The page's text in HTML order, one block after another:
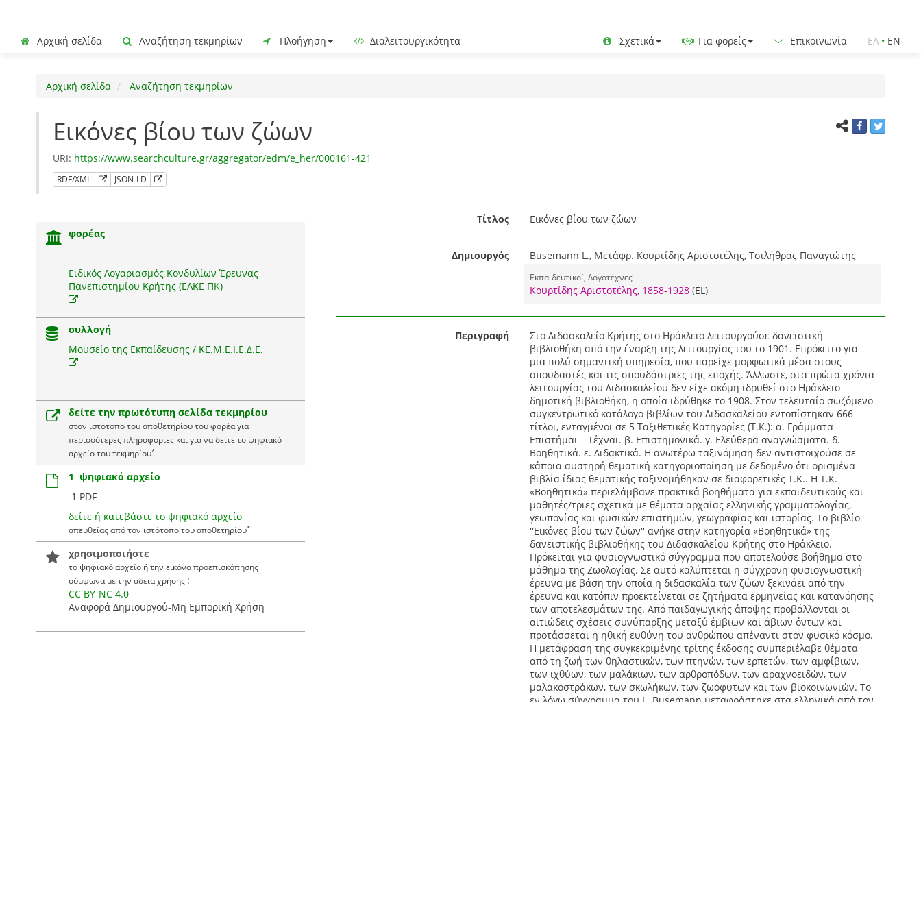
Αρχική σελίδα Αναζήτηση τεκμηρίων Πλοήγηση Διαλειτουργικότητα Σχετικά Για φορείς Επικοινωνία ΕΛ • EN
Αρχική σελίδα Αναζήτηση τεκμηρίων
Εικόνες βίου των ζώων
URI: https://www.searchculture.gr/aggregator/edm/e_her/000161-421
RDF/XML JSON-LD
φορέας
Ειδικός Λογαριασμός Κονδυλίων Έρευνας
Πανεπιστημίου Κρήτης (ΕΛΚΕ ΠΚ)
συλλογή
Μουσείο της Εκπαίδευσης / ΚΕ.Μ.Ε.Ι.Ε.Δ.Ε.
δείτε την πρωτότυπη σελίδα τεκμηρίου
στον ιστότοπο του αποθετηρίου του φορέα για
περισσότερες πληροφορίες και για να δείτε το ψηφιακό
αρχείο του τεκμηρίου*
1 ψηφιακό αρχείο
1 PDF
δείτε ή κατεβάστε το ψηφιακό αρχείο
απευθείας από τον ιστότοπο του αποθετηρίου*
χρησιμοποιήστε
το ψηφιακό αρχείο ή την εικόνα προεπισκόπησης
σύμφωνα με την άδεια χρήσης :
CC BY-NC 4.0
Αναφορά Δημιουργού-Μη Εμπορική Χρήση
Τίτλος Εικόνες βίου των ζώων
Δημιουργός Busemann L., Μετάφρ. Κουρτίδης Αριστοτέλης, Τσιλήθρας Παναγιώτης
Εκπαιδευτικοί, Λογοτέχνες
Κουρτίδης Αριστοτέλης, 1858-1928(EL)
Περιγραφή
Στο Διδασκαλείο Κρήτης στο Ηράκλειο λειτουργούσε δανειστική
βιβλιοθήκη από την έναρξη της λειτουργίας του το 1901. Επρόκειτο για
μια πολύ σημαντική υπηρεσία, που παρείχε μορφωτικά μέσα στους
σπουδαστές και τις σπουδάστριες της εποχής. Άλλωστε, στα πρώτα χρόνια
λειτουργίας του Διδασκαλείου δεν είχε ακόμη ιδρυθεί στο Ηράκλειο
δημοτική βιβλιοθήκη, η οποία ιδρύθηκε το 1908. Στον τελευταίο σωζόμενο
συγκεντρωτικό κατάλογο βιβλίων του Διδασκαλείου εντοπίστηκαν 666
τίτλοι, ενταγμένοι σε 5 Ταξιθετικές Κατηγορίες (Τ.Κ.): α. Γράμματα -
Επιστήμαι – Τέχναι. β. Επιστημονικά. γ. Ελεύθερα αναγνώσματα. δ.
Βοηθητικά. ε. Διδακτικά. Η ανωτέρω ταξινόμηση δεν αντιστοιχούσε σε
κάποια αυστηρή θεματική κατηγοριοποίηση με δεδομένο ότι ορισμένα
βιβλία ίδιας θεματικής ταξινομήθηκαν σε διαφορετικές Τ.Κ.. Η Τ.Κ.
«Βοηθητικά» περιελάμβανε πρακτικά βοηθήματα για εκπαιδευτικούς και
μαθητές/τριες σχετικά με θέματα αρχαίας ελληνικής γραμματολογίας,
γεωπονίας και φυσικών επιστημών, γεωγραφίας και ιστορίας. Το βιβλίο
''Εικόνες βίου των ζώων'' ανήκε στην κατηγορία «Βοηθητικά» της
δανειστικής βιβλιοθήκης του Διδασκαλείου Κρήτης στο Ηράκλειο.
Πρόκειται για φυσιογνωστικό σύγγραμμα που αποτελούσε βοήθημα στο
μάθημα της Ζωολογίας. Σε αυτό καλύπτεται η σύγχρονη φυσιογνωστική
έρευνα με βάση την οποία η διδασκαλία των ζώων ξεκινάει από την
έρευνα και κατόπιν προεκτείνεται σε ζητήματα ερμηνείας και κατανόησης
των αποτελεσμάτων της. Από παιδαγωγικής άποψης προβάλλονται οι
αιτιώδεις σχέσεις συνύπαρξης μεταξύ έμβιων και άβιων όντων και
προτάσσεται η ηθική ευθύνη του ανθρώπου απέναντι στον φυσικό κόσμο.
Η μετάφραση της συγκεκριμένης τρίτης έκδοσης συμπεριέλαβε θέματα
από τη ζωή των θηλαστικών, των πτηνών, των ερπετών, των αμφίβιων,
των ιχθύων, των μαλάκιων, των αρθροπόδων, των αραχνοειδών, των
μαλακοστράκων, των σκωλήκων, των ζωόφυτων και των βιοκοινωνιών. Το
εν λόγω σύγγραμμα του L. Busemann μεταφράστηκε στα ελληνικά από τον